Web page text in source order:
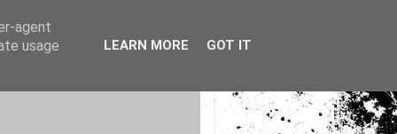
agent
usage
LEARN MORE GOT IT